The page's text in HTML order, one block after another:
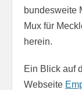
bundesweite
Mux für
herein.
Ein Blick auf
Webseite